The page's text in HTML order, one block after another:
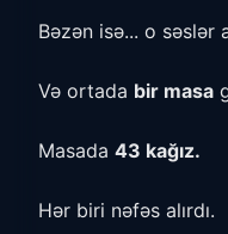
Bəzən isə... o səslər
Və ortada bir masa
Masada 43 kağız.
Hər biri nəfəs alırdı.